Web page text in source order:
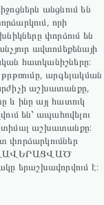
անցնում են
որի
փորձում են
ավտոմեքենայի
հատկանիշները:
արգելակման
աշխատանքը,
ինը այլ հատուկ
են՝ ապահովելու
աշխատանքը:
փորձարկումներ
ՎԱՎԵՐԱՑՎԱԾ
երաշխավորվում է: